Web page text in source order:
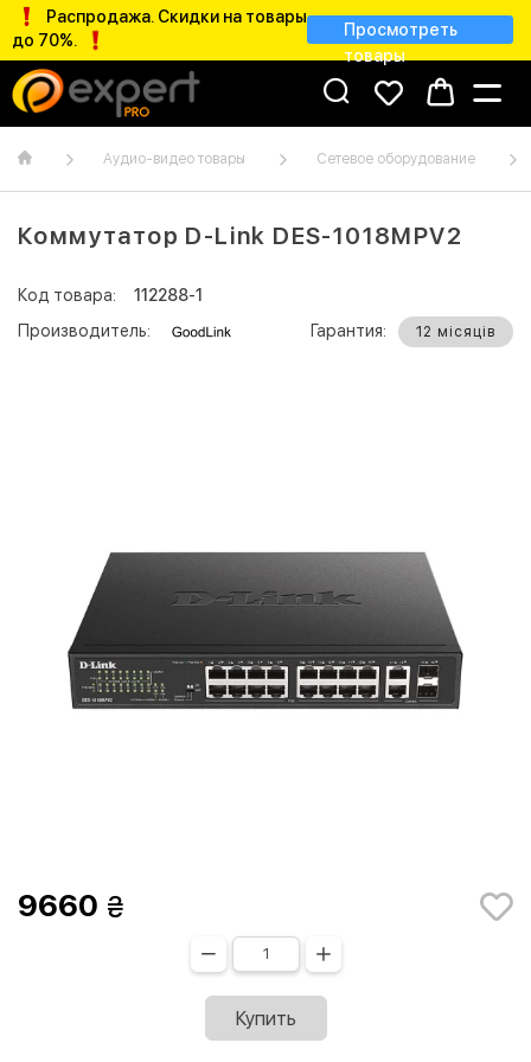
Распродажа. Скидки на товары
до 70%.
Просмотреть
товары
Аудио-видео товары Сетевое оборудование
Коммутатор D-Link DES-1018MPV2
Код товара:
112288-1
Производитель:
Гарантия: 12 місяців
9660
Купить